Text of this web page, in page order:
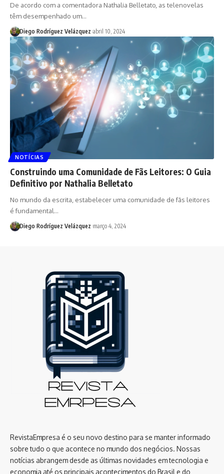
De acordo com a comentadora Nathalia Belletato, as telenovelas
têm desempenhado um…
Diego Rodríguez Velázquez abril 10, 2024
NOTÍCIAS
Construindo uma Comunidade de Fãs Leitores: O Guia
Definitivo por Nathalia Belletato
No mundo da escrita, estabelecer uma comunidade de fãs leitores
é fundamental…
Diego Rodríguez Velázquez março 4, 2024
RevistaEmpresa é o seu novo destino para se manter informado
sobre tudo o que acontece no mundo dos negócios. Nossas
notícias abrangem desde as últimas novidades em tecnologia e
economia até os principais acontecimentos do Brasil e do